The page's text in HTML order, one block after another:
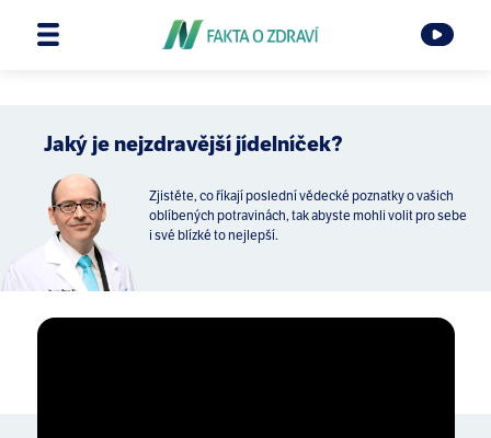
Jaký je nejzdravější jídelníček?
Zjistěte, co říkají poslední vědecké poznatky o vašich
oblíbených potravinách, tak abyste mohli volit pro sebe
i své blízké to nejlepší.